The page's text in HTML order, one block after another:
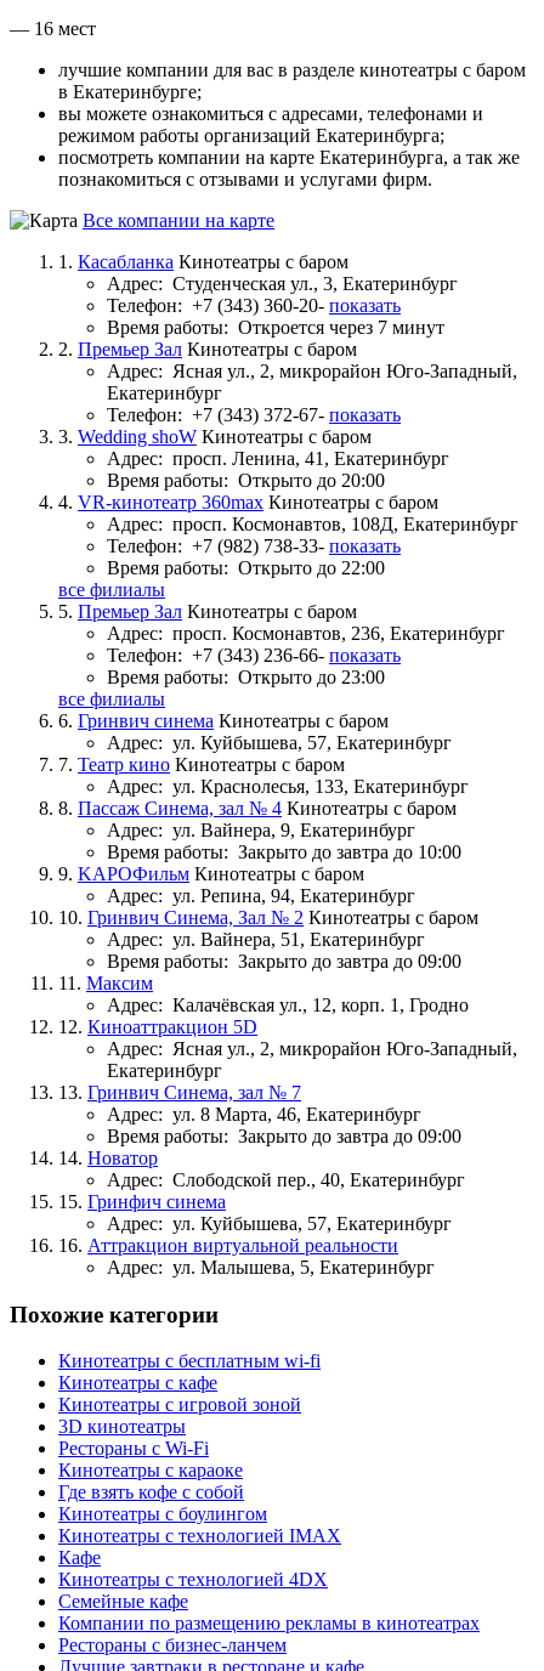
— 16 мест
лучшие компании для вас в разделе кинотеатры с баром
в Екатеринбурге;
вы можете ознакомиться с адресами, телефонами и
режимом работы организаций Екатеринбурга;
посмотреть компании на карте Екатеринбурга, а так же
познакомиться с отзывами и услугами фирм.
Все компании на карте
1. Касабланка Кинотеатры с баром
Адрес: Студенческая ул., 3, Екатеринбург
Телефон: +7 (343) 360-20- показать
Время работы: Откроется через 7 минут
2. Премьер Зал Кинотеатры с баром
Адрес: Ясная ул., 2, микрорайон Юго-Западный,
Екатеринбург
Телефон: +7 (343) 372-67- показать
3. Wedding shoW Кинотеатры с баром
Адрес: просп. Ленина, 41, Екатеринбург
Время работы: Открыто до 20:00
4. VR-кинотеатр 360max Кинотеатры с баром
Адрес: просп. Космонавтов, 108Д, Екатеринбург
Телефон: +7 (982) 738-33- показать
Время работы: Открыто до 22:00
все филиалы
5. Премьер Зал Кинотеатры с баром
Адрес: просп. Космонавтов, 236, Екатеринбург
Телефон: +7 (343) 236-66- показать
Время работы: Открыто до 23:00
все филиалы
6. Гринвич синема Кинотеатры с баром
Адрес: ул. Куйбышева, 57, Екатеринбург
7. Театр кино Кинотеатры с баром
Адрес: ул. Краснолесья, 133, Екатеринбург
8. Пассаж Синема, зал № 4 Кинотеатры с баром
Адрес: ул. Вайнера, 9, Екатеринбург
Время работы: Закрыто до завтра до 10:00
9. KAPOФильм Кинотеатры с баром
Адрес: ул. Репина, 94, Екатеринбург
10. Гринвич Синема, Зал № 2 Кинотеатры с баром
Адрес: ул. Вайнера, 51, Екатеринбург
Время работы: Закрыто до завтра до 09:00
11. Максим
Адрес: Калачёвская ул., 12, корп. 1, Гродно
12. Киноаттракцион 5D
Адрес: Ясная ул., 2, микрорайон Юго-Западный,
Екатеринбург
13. Гринвич Синема, зал № 7
Адрес: ул. 8 Марта, 46, Екатеринбург
Время работы: Закрыто до завтра до 09:00
14. Новатор
Адрес: Слободской пер., 40, Екатеринбург
15. Гринфич синема
Адрес: ул. Куйбышева, 57, Екатеринбург
16. Аттракцион виртуальной реальности
Адрес: ул. Малышева, 5, Екатеринбург
Похожие категории
Кинотеатры с бесплатным wi-fi
Кинотеатры с кафе
Кинотеатры с игровой зоной
3D кинотеатры
Рестораны с Wi-Fi
Кинотеатры с караоке
Где взять кофе с собой
Кинотеатры с боулингом
Кинотеатры с технологией IMAX
Кафе
Кинотеатры с технологией 4DX
Семейные кафе
Компании по размещению рекламы в кинотеатрах
Рестораны с бизнес-ланчем